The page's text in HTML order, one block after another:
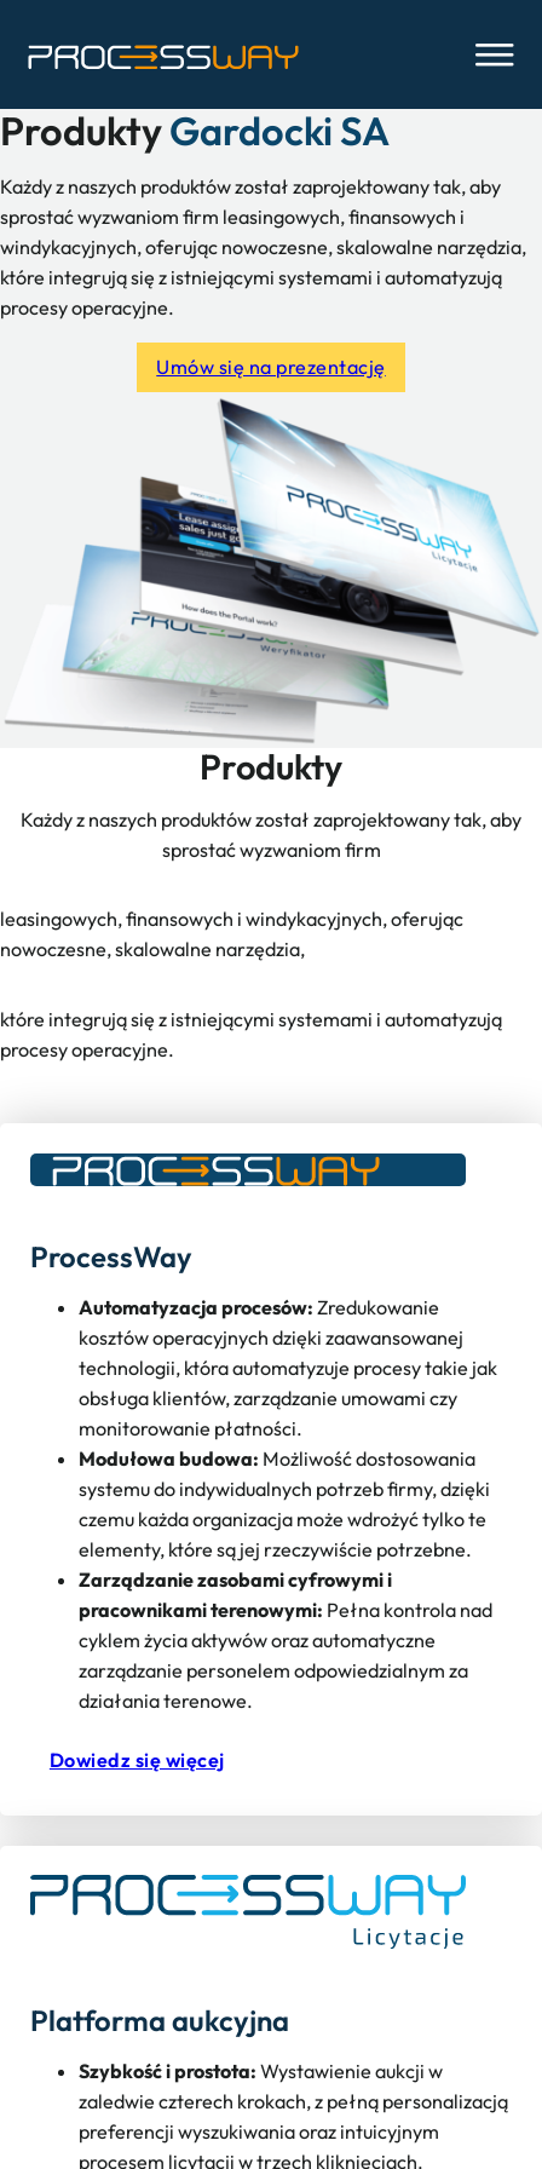
ProduktyGardocki SA
Każdy z naszych produktów został zaprojektowany tak, aby
sprostać wyzwaniom firm leasingowych, finansowych i
windykacyjnych, oferując nowoczesne, skalowalne narzędzia,
które integrują się z istniejącymi systemami i automatyzują
procesy operacyjne.
Umów się na prezentację
Produkty
Każdy z naszych produktów został zaprojektowany tak, aby
sprostać wyzwaniom firm
leasingowych, finansowych i windykacyjnych, oferując
nowoczesne, skalowalne narzędzia,
które integrują się z istniejącymi systemami i automatyzują
procesy operacyjne.
ProcessWay
Automatyzacja procesów: Zredukowanie
kosztów operacyjnych dzięki zaawansowanej
technologii, która automatyzuje procesy takie jak
obsługa klientów, zarządzanie umowami czy
monitorowanie płatności.
Modułowa budowa: Możliwość dostosowania
systemu do indywidualnych potrzeb firmy, dzięki
czemu każda organizacja może wdrożyć tylko te
elementy, które są jej rzeczywiście potrzebne.
Zarządzanie zasobami cyfrowymi i
pracownikami terenowymi: Pełna kontrola nad
cyklem życia aktywów oraz automatyczne
zarządzanie personelem odpowiedzialnym za
działania terenowe.
Dowiedz się więcej
Platforma aukcyjna
Szybkość i prostota: Wystawienie aukcji w
zaledwie czterech krokach, z pełną personalizacją
preferencji wyszukiwania oraz intuicyjnym
procesem licytacji w trzech kliknięciach.